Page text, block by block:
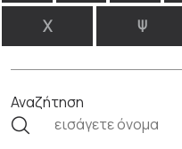
Χ Ψ
Αναζήτηση